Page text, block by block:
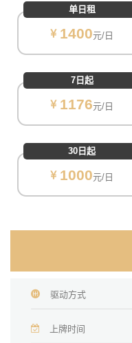
单日租
1400元/日
7日起
1176元/日
30日起
1000元/日
驱动方式
上牌时间